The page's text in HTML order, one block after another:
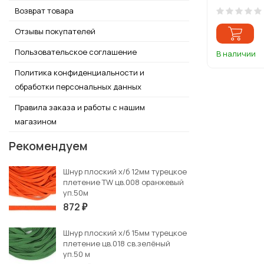
В наличии
Возврат товара
Отзывы покупателей
Пользовательское соглашение
Политика конфиденциальности и
обработки персональных данных
Правила заказа и работы с нашим
магазином
Рекомендуем
Шнур плоский х/б 12мм турецкое
плетение TW цв.008 оранжевый
уп.50м
872 ₽
Шнур плоский х/б 15мм турецкое
плетение цв.018 св.зелёный
уп.50 м